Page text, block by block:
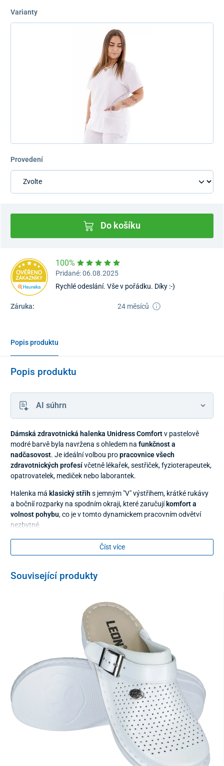
Varianty
Provedení
Do košíku
100%
Pridané: 06.08.2025
Rychlé odeslání. Vše v pořádku. Díky :-)
Záruka: 24 měsíců
Popis produktu
Popis produktu
AI súhrn
Dámská zdravotnická halenka Unidress Comfortv pastelově
modré barvě byla navržena s ohledem na funkčnost a
nadčasovost. Je ideální volbou propracovnice všech
zdravotnických profesívčetně lékařek, sestřiček, fyzioterapeutek,
opatrovatelek, mediček nebo laborantek.
Halenka má klasický střih s jemným "V" výstřihem, krátké rukávy
a bočníí rozparky na spodním okraji, které zaručují komfort a
volnost pohybu, co je v tomto dynamickem pracovním odvětví
nezbytné.
Na halence jsou k dispozici praktické dvojité kapsy k uložení
menšího zdravotnického vybavení, které je potřebné mít vždy po
ruce.
Optimálně zvolené složení oděvu z kombinace umělého hedvábí,
polyesteru a spandexu je
na dotek příjemné, pohodlné a
. Dá se prát v pračce při teplotě do 40 °C a snadno se
Číst více
Související produkty